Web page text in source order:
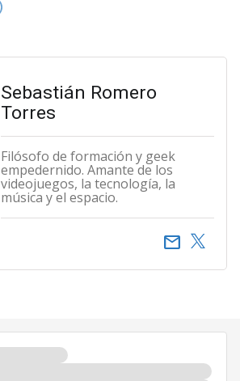
Sebastián Romero
Torres
Filósofo de formación y geek
empedernido. Amante de los
videojuegos, la tecnología, la
música y el espacio.
email